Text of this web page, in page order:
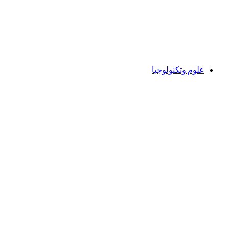
علوم وتكنولوجيا